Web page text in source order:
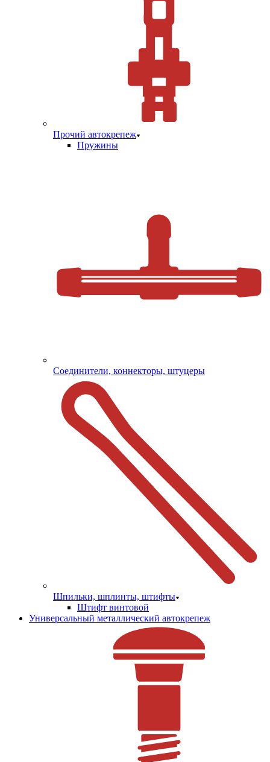
Прочий автокрепеж
Пружины
Соединители, коннекторы, штуцеры
Шпильки, шплинты, штифты
Штифт винтовой
Универсальный металлический автокрепеж